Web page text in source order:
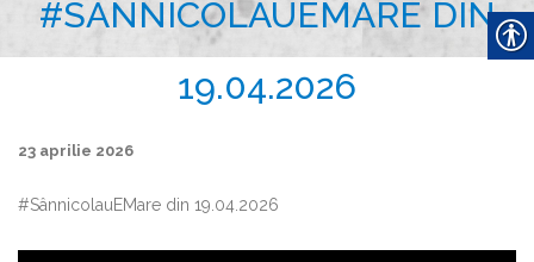
:
#SÂNNICOLAUEMARE DIN
19.04.2026
23 aprilie 2026
#SânnicolauEMare din 19.04.2026